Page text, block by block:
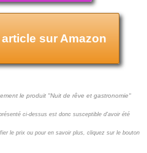
sur Amazon
le produit "Nuit de rêve et gastronomie"
ci-dessus est donc susceptible d'avoir été
le prix ou pour en savoir plus, cliquez sur le bouton